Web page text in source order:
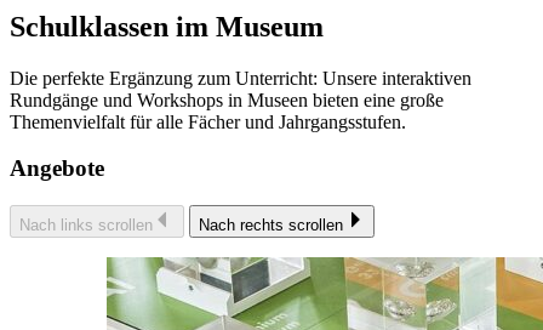
Schulklassen im Museum
Die perfekte Ergänzung zum Unterricht: Unsere interaktiven
Rundgänge und Workshops in Museen bieten eine große
Themenvielfalt für alle Fächer und Jahrgangsstufen.
Angebote
Nach links scrollen Nach rechts scrollen